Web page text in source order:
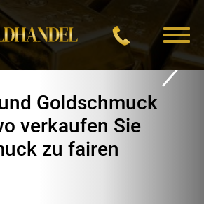
Goldschmuck
verkaufen Sie
zu fairen